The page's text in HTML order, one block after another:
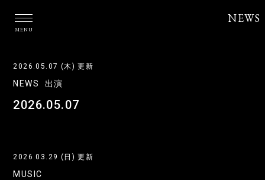
MENU
NEWS
2026.05.07 (木) 更新
NEWS 出演
2026.05.07
2026.03.29 (日) 更新
MUSIC